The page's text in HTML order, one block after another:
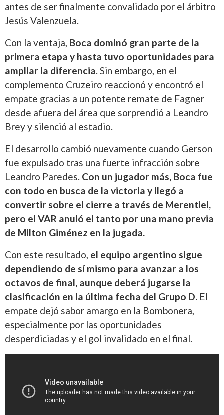
antes de ser finalmente convalidado por el árbitro
Jesús Valenzuela.
Con la ventaja, Boca dominó gran parte de la
primera etapa y hasta tuvo oportunidades para
ampliar la diferencia. Sin embargo, en el
complemento Cruzeiro reaccionó y encontró el
empate gracias a un potente remate de Fagner
desde afuera del área que sorprendió a Leandro
Brey y silenció al estadio.
El desarrollo cambió nuevamente cuando Gerson
fue expulsado tras una fuerte infracción sobre
Leandro Paredes. Con un jugador más, Boca fue
con todo en busca de la victoria y llegó a
convertir sobre el cierre a través de Merentiel,
pero el VAR anuló el tanto por una mano previa
de Milton Giménez en la jugada.
Con este resultado, el equipo argentino sigue
dependiendo de sí mismo para avanzar a los
octavos de final, aunque deberá jugarse la
clasificación en la última fecha del Grupo D. El
empate dejó sabor amargo en la Bombonera,
especialmente por las oportunidades
desperdiciadas y el gol invalidado en el final.